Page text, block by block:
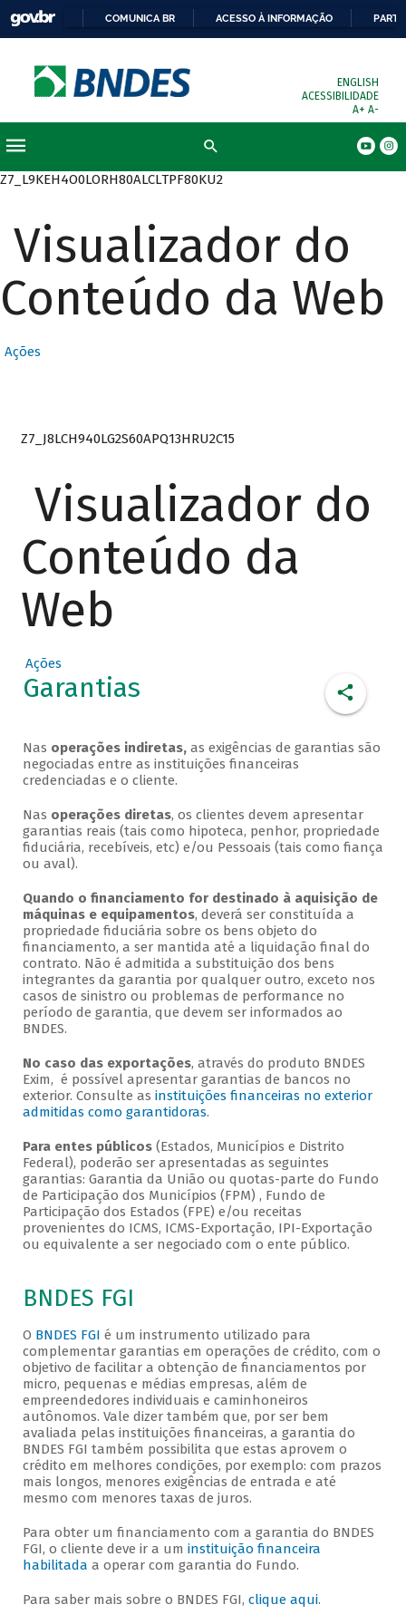
COMUNICA BR ACESSO À INFORMAÇÃO
ENGLISH
ACESSIBILIDADE
A+ A-
Z7_L9KEH4O0LORH80ALCLTPF80KU2
Visualizador do
Conteúdo da Web
Ações
Z7_J8LCH940LG2S60APQ13HRU2C15
Visualizador do
Conteúdo da
Web
Ações
Garantias
Nas operações indiretas,as exigências de garantias são
negociadas entre as instituições financeiras
credenciadas e o cliente.
Nas operações diretas, os clientes devem apresentar
garantias reais (tais como hipoteca, penhor, propriedade
fiduciária, recebíveis, etc) e/ou Pessoais (tais como fiança
ou aval).
Quando o financiamento for destinado à aquisição de
máquinas e equipamentos, deverá ser constituída a
propriedade fiduciária sobre os bens objeto do
financiamento, a ser mantida até a liquidação final do
contrato. Não é admitida a substituição dos bens
integrantes da garantia por qualquer outro, exceto nos
casos de sinistro ou problemas de performance no
período de garantia, que devem ser informados ao
BNDES.
No caso das exportações, através do produto BNDES
Exim, é possível apresentar garantias de bancos no
exterior. Consulte as instituições financeiras no exterior
admitidas como garantidoras.
Para entes públicos(Estados, Municípios e Distrito
Federal), poderão ser apresentadas as seguintes
garantias: Garantia da União ou quotas-parte do Fundo
de Participação dos Municípios (FPM) , Fundo de
Participação dos Estados (FPE) e/ou receitas
provenientes do ICMS, ICMS-Exportação, IPI-Exportação
ou equivalente a ser negociado com o ente público.
BNDES FGI
O BNDES FGI é um instrumento utilizado para
complementar garantias em operações de crédito, com o
objetivo de facilitar a obtenção de financiamentos por
micro, pequenas e médias empresas, além de
empreendedores individuais e caminhoneiros
autônomos. Vale dizer também que, por ser bem
avaliada pelas instituições financeiras, a garantia do
BNDES FGI também possibilita que estas aprovem o
crédito em melhores condições, por exemplo: com prazos
mais longos, menores exigências de entrada e até
mesmo com menores taxas de juros.
Para obter um financiamento com a garantia do BNDES
FGI, o cliente deve ir a um instituição financeira
habilitada a operar com garantia do Fundo.
Para saber mais sobre o BNDES FGI, clique aqui.